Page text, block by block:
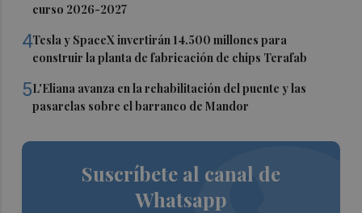
curso 2026-2027
4Tesla y SpaceX invertirán 14.500 millones para
construir la planta de fabricación de chips Terafab
5L'Eliana avanza en la rehabilitación del puente y las
pasarelas sobre el barranco de Mandor
Suscríbete al canal de
Whatsapp